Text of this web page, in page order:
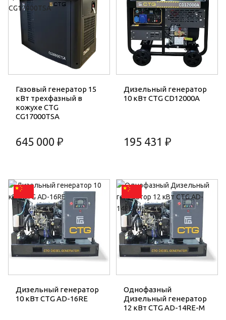
Газовый генератор 15
кВт трехфазный в
кожухе CTG
CG17000TSA
645 000 ₽
Дизельный генератор
10 кВт CTG CD12000A
195 431 ₽
Дизельный генератор
10 кВт CTG AD-16RE
Однофазный
Дизельный генератор
12 кВт CTG AD-14RE-M